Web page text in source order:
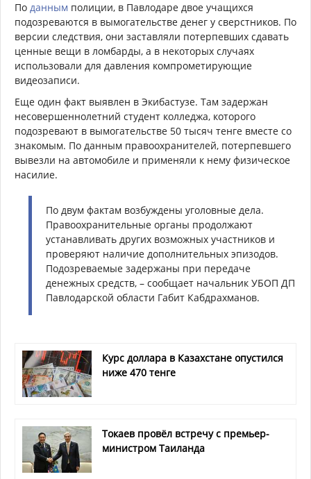
По данным полиции, в Павлодаре двое учащихся
подозреваются в вымогательстве денег у сверстников. По
версии следствия, они заставляли потерпевших сдавать
ценные вещи в ломбарды, а в некоторых случаях
использовали для давления компрометирующие
видеозаписи.
Еще один факт выявлен в Экибастузе. Там задержан
несовершеннолетний студент колледжа, которого
подозревают в вымогательстве 50 тысяч тенге вместе со
знакомым. По данным правоохранителей, потерпевшего
вывезли на автомобиле и применяли к нему физическое
насилие.
По двум фактам возбуждены уголовные дела.
Правоохранительные органы продолжают
устанавливать других возможных участников и
проверяют наличие дополнительных эпизодов.
Подозреваемые задержаны при передаче
денежных средств, – сообщает начальник УБОП ДП
Павлодарской области Габит Кабдрахманов.
Курс доллара в Казахстане опустился
ниже 470 тенге
Токаев провёл встречу с премьер-
министром Таиланда